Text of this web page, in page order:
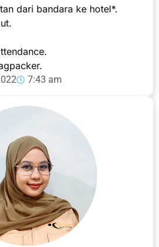
dari bandara ke hotel*.
7:43 am